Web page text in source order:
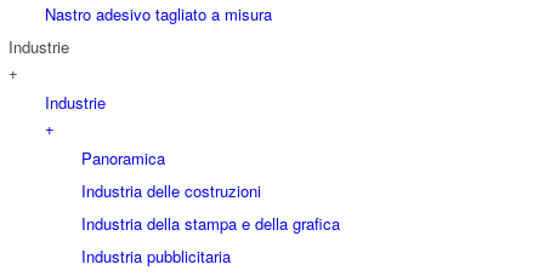
Nastro adesivo tagliato a misura
Industrie
+
Industrie
+
Panoramica
Industria delle costruzioni
Industria della stampa e della grafica
Industria pubblicitaria